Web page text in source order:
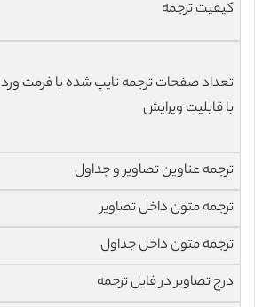
کیفیت ترجمه
تعداد صفحات ترجمه تایپ شده با فرمت ورد
با قابلیت ویرایش
ترجمه عناوین تصاویر و جداول
ترجمه متون داخل تصاویر
ترجمه متون داخل جداول
درج تصاویر در فایل ترجمه